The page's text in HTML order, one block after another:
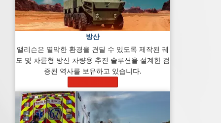
방산
앨리슨은 열악한 환경을 견딜 수 있도록 제작된 궤
도 및 차륜형 방산 차량용 추진 솔루션을 설계한 검
증된 역사를 보유하고 있습니다.